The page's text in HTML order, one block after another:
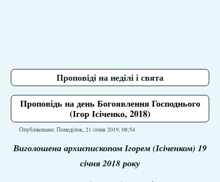
Проповіді на неділі і свята
Проповідь на день Богоявлення Господнього
(Ігор Ісіченко, 2018)
Опубліковано: Понеділок, 21 січня 2019, 08:54
Виголошена архиєпископом Ігорем (Ісіченком) 19
січня 2018 року